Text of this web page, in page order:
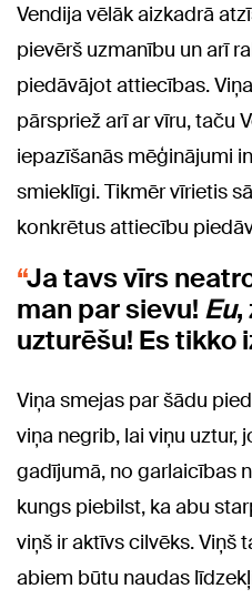
Vendija vēlāk aizkadrā
pievērš uzmanību un arī
piedāvājot attiecības.
pārspriež arī ar vīru, taču
iepazīšanās mēģinājumi
smieklīgi. Tikmēr vīrietis
konkrētus attiecību
Ja tavs vīrs
man par sievu! Eu,
uzturēšu! Es tikko
Viņa smejas par šādu
viņa negrib, lai viņu uztur,
gadījumā, no garlaicības
kungs piebilst, ka abu
viņš ir aktīvs cilvēks. Viņš
abiem būtu naudas